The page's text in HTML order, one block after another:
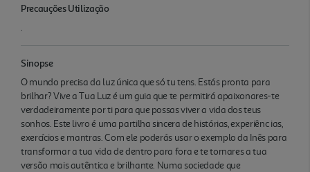
Precauções Utilização
.
Sinopse
O mundo precisa da luz única que só tu tens. Estás pronta para
brilhar? Vive a Tua Luz é um guia que te permitirá apaixonares-te
verdadeiramente por ti para que possas viver a vida dos teus
sonhos. Este livro é uma partilha sincera de histórias, experiênc ias,
exercícios e mantras. Com ele poderás usar o exemplo da Inês para
transformar a tua vida de dentro para fora e te tornares a tua
versão mais autêntica e brilhante. Numa sociedade que